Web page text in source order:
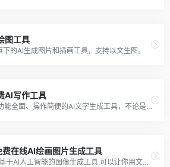
图工具
的AI生成图片和插画工具，支持以文生图。
AI写作工具
搭画快写是一个功能全面、操作简便的AI文字生成工具，不论是对于提高写作效率还是优化文本质量，都有很好的效果。
在线AI绘画图片生成工具
getimg.ai是一个基于AI人工智能的图像生成工具,可以让你用文字来生成任何类型和风格的原创图像,或者用简单的操作来修改和扩展现有的图片。